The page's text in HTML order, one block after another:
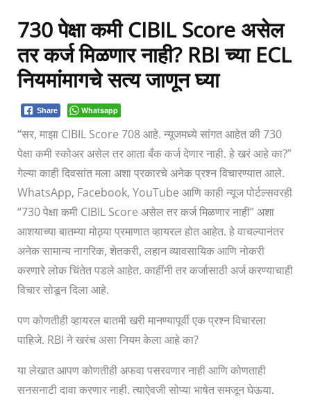
730 पेक्षा कमी CIBIL Score असेल
तर कर्ज मिळणार नाही? RBI च्या ECL
नियमांमागचे सत्य जाणून घ्या
Share Whatsapp
“सर, माझा CIBIL Score 708 आहे. न्यूजमध्ये सांगत आहेत की 730
पेक्षा कमी स्कोअर असेल तर आता बँक कर्ज देणार नाही. हे खरं आहे का?”
गेल्या काही दिवसांत मला अशा प्रकारचे अनेक प्रश्न विचारण्यात आले.
WhatsApp, Facebook, YouTube आणि काही न्यूज पोर्टल्सवरही
“730 पेक्षा कमी CIBIL Score असेल तर कर्ज मिळणार नाही” अशा
आशयाच्या बातम्या मोठ्या प्रमाणात व्हायरल होत आहेत. हे वाचल्यानंतर
अनेक सामान्य नागरिक, शेतकरी, लहान व्यावसायिक आणि नोकरी
करणारे लोक चिंतेत पडले आहेत. काहींनी तर कर्जासाठी अर्ज करण्याचाही
विचार सोडून दिला आहे.
पण कोणतीही व्हायरल बातमी खरी मानण्यापूर्वी एक प्रश्न विचारला
पाहिजे. RBI ने खरंच असा नियम केला आहे का?
या लेखात आपण कोणतीही अफवा पसरवणार नाही आणि कोणताही
सनसनाटी दावा करणार नाही. त्याऐवजी सोप्या भाषेत समजून घेऊया.